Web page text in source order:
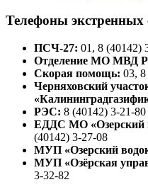
Телефоны экстренных
ПСЧ-27: 01, 8 (40142)
Отделение МО МВД
Скорая помощь: 03,
Черняховский
РЭС: 8 (40142) 3-21-80
ЕДДС МО «Озерский
(40142) 3-27-08
МУП «Озерский
МУП «Озёрская
3-32-82